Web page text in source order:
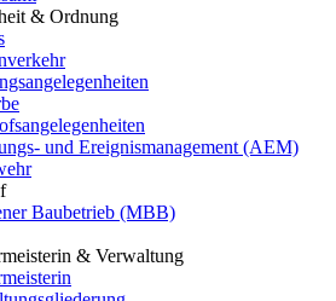
& Ordnung
und Ereignismanagement (AEM)
Baubetrieb (MBB)
& Verwaltung